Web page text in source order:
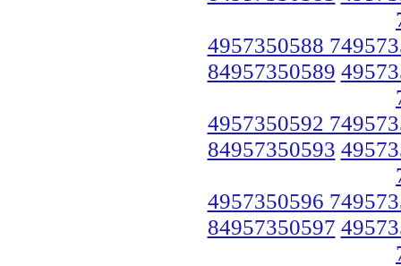
4957350588
84957350589
4957350592
84957350593
4957350596
84957350597